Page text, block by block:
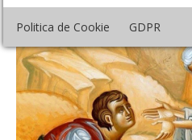
Politica de Cookie GDPR